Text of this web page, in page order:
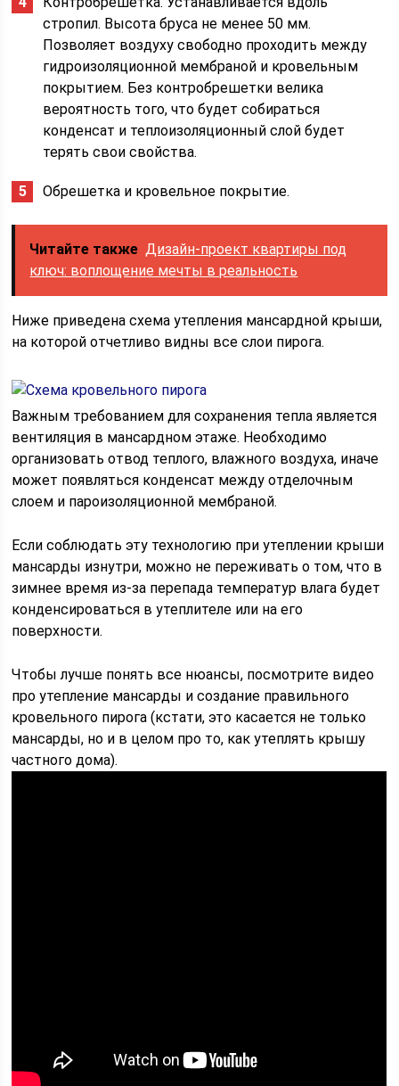
стропил. Высота бруса не менее 50 мм.
Позволяет воздуху свободно проходить между
гидроизоляционной мембраной и кровельным
покрытием. Без контробрешетки велика
вероятность того, что будет собираться
конденсат и теплоизоляционный слой будет
терять свои свойства.
Обрешетка и кровельное покрытие.
Читайте также Дизайн-проект квартиры под
ключ: воплощение мечты в реальность
Ниже приведена схема утепления мансардной крыши,
на которой отчетливо видны все слои пирога.
Важным требованием для сохранения тепла является
вентиляция в мансардном этаже. Необходимо
организовать отвод теплого, влажного воздуха, иначе
может появляться конденсат между отделочным
слоем и пароизоляционной мембраной.
Если соблюдать эту технологию при утеплении крыши
мансарды изнутри, можно не переживать о том, что в
зимнее время из-за перепада температур влага будет
конденсироваться в утеплителе или на его
поверхности.
Чтобы лучше понять все нюансы, посмотрите видео
про утепление мансарды и создание правильного
кровельного пирога (кстати, это касается не только
мансарды, но и в целом про то, как утеплять крышу
частного дома).